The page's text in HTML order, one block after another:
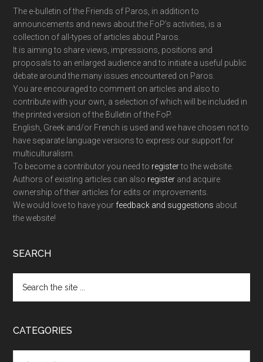
The e-bulletin of the Friends of Paros, in addition to
announcements and news about the FoP’s activities, is a
collection of all-types of articles about Paros.
It is aiming to share views, impressions, positions and
proposals to an enlarged audience and to initiate a useful public
debate around the many issues encountered on Paros.
You are encouraged to comment on articles and also to
contribute with your own, a selection of which will be included in
the printed version of the Bulletin of the FoP.
English, Greek and/or French is used and we have chosen not to
have separate language versions to express our support for
multiculturalism.
To become a contributor you need to registerto the website.
Authors of existing articles can also register and acquire
ownership of their articles for edits or improvements.
We would love to have your feedback and suggestions about
the website!
SEARCH
the
CATEGORIES